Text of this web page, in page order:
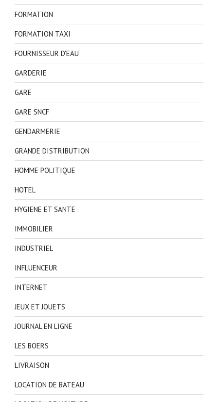
FORMATION
FORMATION TAXI
FOURNISSEUR D'EAU
GARDERIE
GARE
GARE SNCF
GENDARMERIE
GRANDE DISTRIBUTION
HOMME POLITIQUE
HOTEL
HYGIENE ET SANTE
IMMOBILIER
INDUSTRIEL
INFLUENCEUR
INTERNET
JEUX ET JOUETS
JOURNAL EN LIGNE
LES BOERS
LIVRAISON
LOCATION DE BATEAU